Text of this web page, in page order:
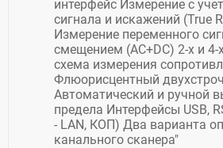
интерфейс Измерение с
сигнала и искажений (True
Измерение переменного
смещением (AC+DC) 2-х и 4-
схема измерения
Флюорисцентный
Автоматический и ручной
предела Интерфейсы USB,
- LAN, КОП) Два варианта
канального сканера"